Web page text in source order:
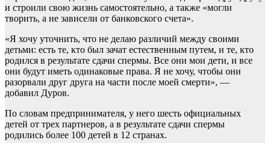
и строили свою жизнь самостоятельно, а также «могли
творить, а не зависели от банковского счета».
«Я хочу уточнить, что не делаю различий между своими
детьми: есть те, кто был зачат естественным путем, и те, кто
родился в результате сдачи спермы. Все они мои дети, и все
они будут иметь одинаковые права. Я не хочу, чтобы они
разорвали друг друга на части после моей смерти», —
добавил Дуров.
По словам предпринимателя, у него шесть официальных
детей от трех партнеров, а в результате сдачи спермы
родились более 100 детей в 12 странах.